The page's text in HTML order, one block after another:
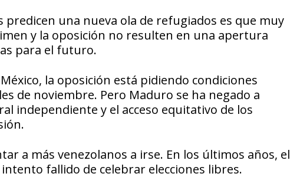
una nueva ola de refugiados es que muy
y la oposición no resulten en una apertura
para el futuro.
la oposición está pidiendo condiciones
de noviembre. Pero Maduro se ha negado a
independiente y el acceso equitativo de los
a más venezolanos a irse. En los últimos años, el
fallido de celebrar elecciones libres.